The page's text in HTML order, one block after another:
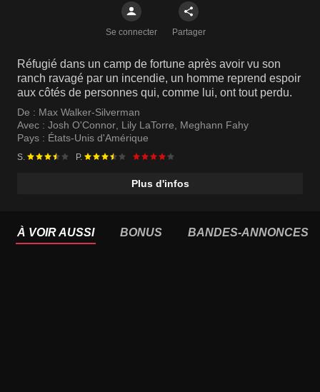
Se connecter Partager
Réfugié dans un camp de fortune après avoir vu son
ranch ravagé par un incendie, un homme reprend espoir
aux côtés de personnes qui, comme lui, ont tout perdu.
De : Max Walker-Silverman
Avec : Josh O'Connor, Lily LaTorre, Meghann Fahy
Pays : États-Unis d'Amérique
S. P.
Plus d'infos
À VOIR AUSSI BONUS BANDES-ANNONCES